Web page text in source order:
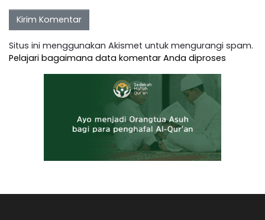
Situs ini menggunakan Akismet untuk mengurangi spam.
Pelajari bagaimana data komentar Anda diproses